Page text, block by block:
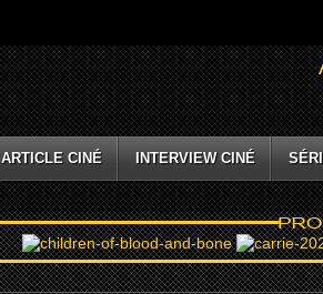
ARTICLE CINÉ INTERVIEW CINÉ